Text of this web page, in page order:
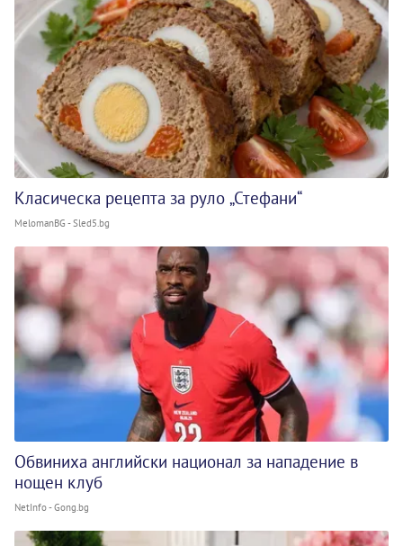
Класическа рецепта за руло „Стефани“
MelomanBG - Sled5.bg
Обвиниха английски национал за нападение в
нощен клуб
NetInfo - Gong.bg